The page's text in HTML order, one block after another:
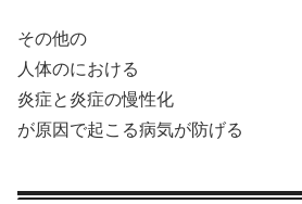
その他の
人体のにおける
炎症と炎症の慢性化
が原因で起こる病気が防げる